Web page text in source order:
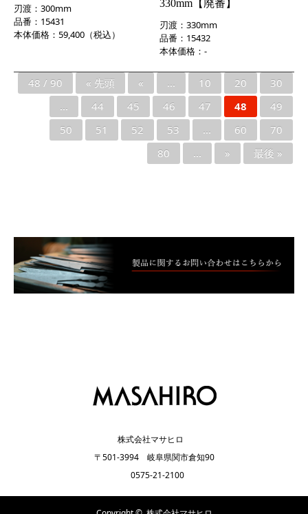
刃渡：300mm
品番：15431
本体価格：59,400（税込）
330mm【廃番】
刃渡：330mm
品番：15432
本体価格：-
48 / 90 « 先頭 « ... 10 20
30
...
44 45 46 47 48
49
50
51 52 53 ... 60
70
80
... » 最後 »
株式会社マサヒロ
〒501-3994 岐阜県関市倉知90
0575-21-2100